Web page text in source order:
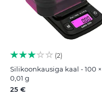
2
Silikoonkausiga kaal - 100 ×
0,01 g
25 €